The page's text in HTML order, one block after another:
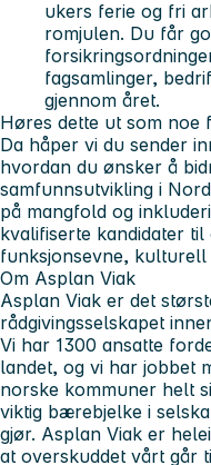
ukers ferie og fri
romjulen. Du får
fagsamlinger,
gjennom året.
Høres dette ut som noe
Da håper vi du sender
hvordan du ønsker å
samfunnsutvikling i
på mangfold og
kvalifiserte kandidater
funksjonsevne,
Om Asplan Viak
Asplan Viak er det
rådgivingsselskapet
Vi har 1300 ansatte
landet, og vi har jobbet
norske kommuner helt
viktig bærebjelke i
gjør. Asplan Viak er
at overskuddet vårt går